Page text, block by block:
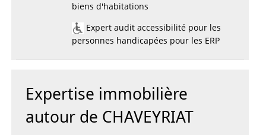
biens d'habitations
Expert audit accessibilité pour les
personnes handicapées pour les ERP
Expertise immobilière
autour de CHAVEYRIAT